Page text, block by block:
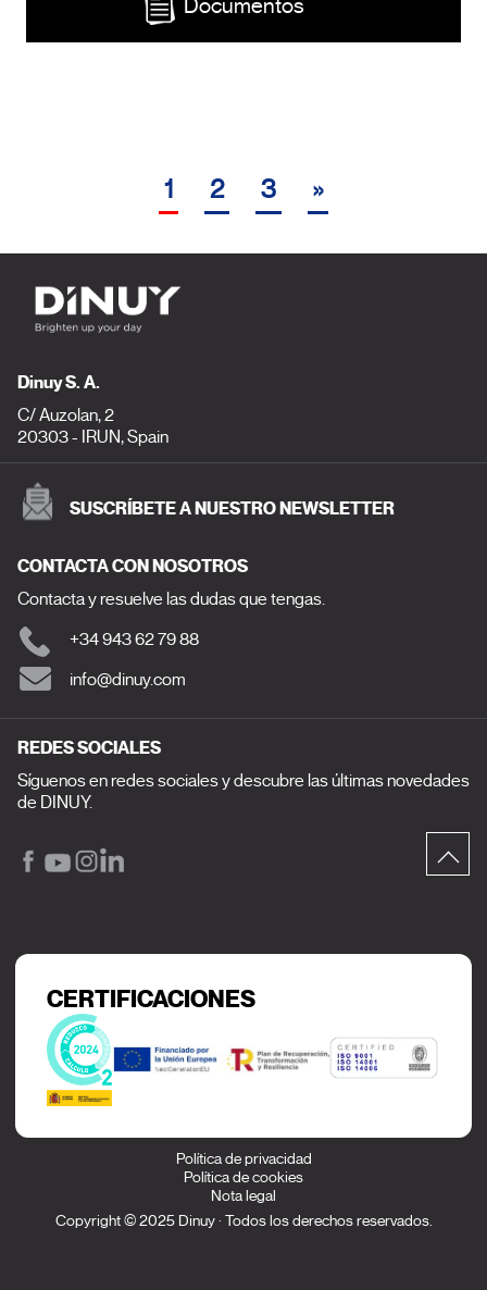
Documentos
1 2 3 »
Dinuy S. A.
C/ Auzolan, 2
20303 - IRUN, Spain
SUSCRÍBETE A NUESTRO NEWSLETTER
CONTACTA CON NOSOTROS
Contacta y resuelve las dudas que tengas.
+34 943 62 79 88
info@dinuy.com
REDES SOCIALES
Síguenos en redes sociales y descubre las últimas novedades
de DINUY.
CERTIFICACIONES
Política de privacidad
Política de cookies
Nota legal
Copyright © 2025 Dinuy · Todos los derechos reservados.